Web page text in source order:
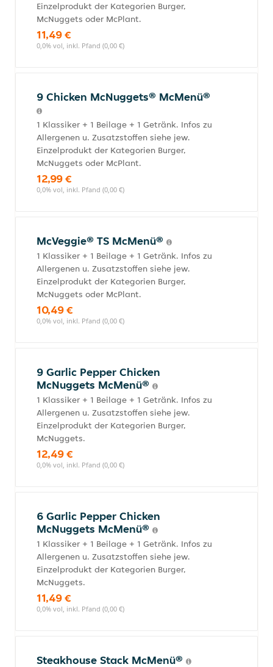
Einzelprodukt der Kategorien Burger,
McNuggets oder McPlant.
11,49 €
0,0% vol, inkl. Pfand (0,00 €)
9 Chicken McNuggets® McMenü®
1 Klassiker + 1 Beilage + 1 Getränk. Infos zu
Allergenen u. Zusatzstoffen siehe jew.
Einzelprodukt der Kategorien Burger,
McNuggets oder McPlant.
12,99 €
0,0% vol, inkl. Pfand (0,00 €)
McVeggie® TS McMenü®
1 Klassiker + 1 Beilage + 1 Getränk. Infos zu
Allergenen u. Zusatzstoffen siehe jew.
Einzelprodukt der Kategorien Burger,
McNuggets oder McPlant.
10,49 €
0,0% vol, inkl. Pfand (0,00 €)
9 Garlic Pepper Chicken
McNuggets McMenü®
1 Klassiker + 1 Beilage + 1 Getränk. Infos zu
Allergenen u. Zusatzstoffen siehe jew.
Einzelprodukt der Kategorien Burger,
McNuggets.
12,49 €
0,0% vol, inkl. Pfand (0,00 €)
6 Garlic Pepper Chicken
McNuggets McMenü®
1 Klassiker + 1 Beilage + 1 Getränk. Infos zu
Allergenen u. Zusatzstoffen siehe jew.
Einzelprodukt der Kategorien Burger,
McNuggets.
11,49 €
0,0% vol, inkl. Pfand (0,00 €)
Steakhouse Stack McMenü®